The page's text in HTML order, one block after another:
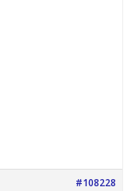
#108228